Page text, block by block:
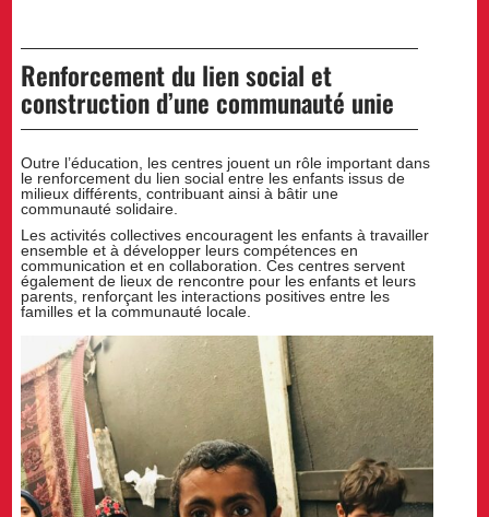
Renforcement du lien social et
construction d’une communauté unie
Outre l’éducation, les centres jouent un rôle important dans
le renforcement du lien social entre les enfants issus de
milieux différents, contribuant ainsi à bâtir une
communauté solidaire.
Les activités collectives encouragent les enfants à travailler
ensemble et à développer leurs compétences en
communication et en collaboration. Ces centres servent
également de lieux de rencontre pour les enfants et leurs
parents, renforçant les interactions positives entre les
familles et la communauté locale.